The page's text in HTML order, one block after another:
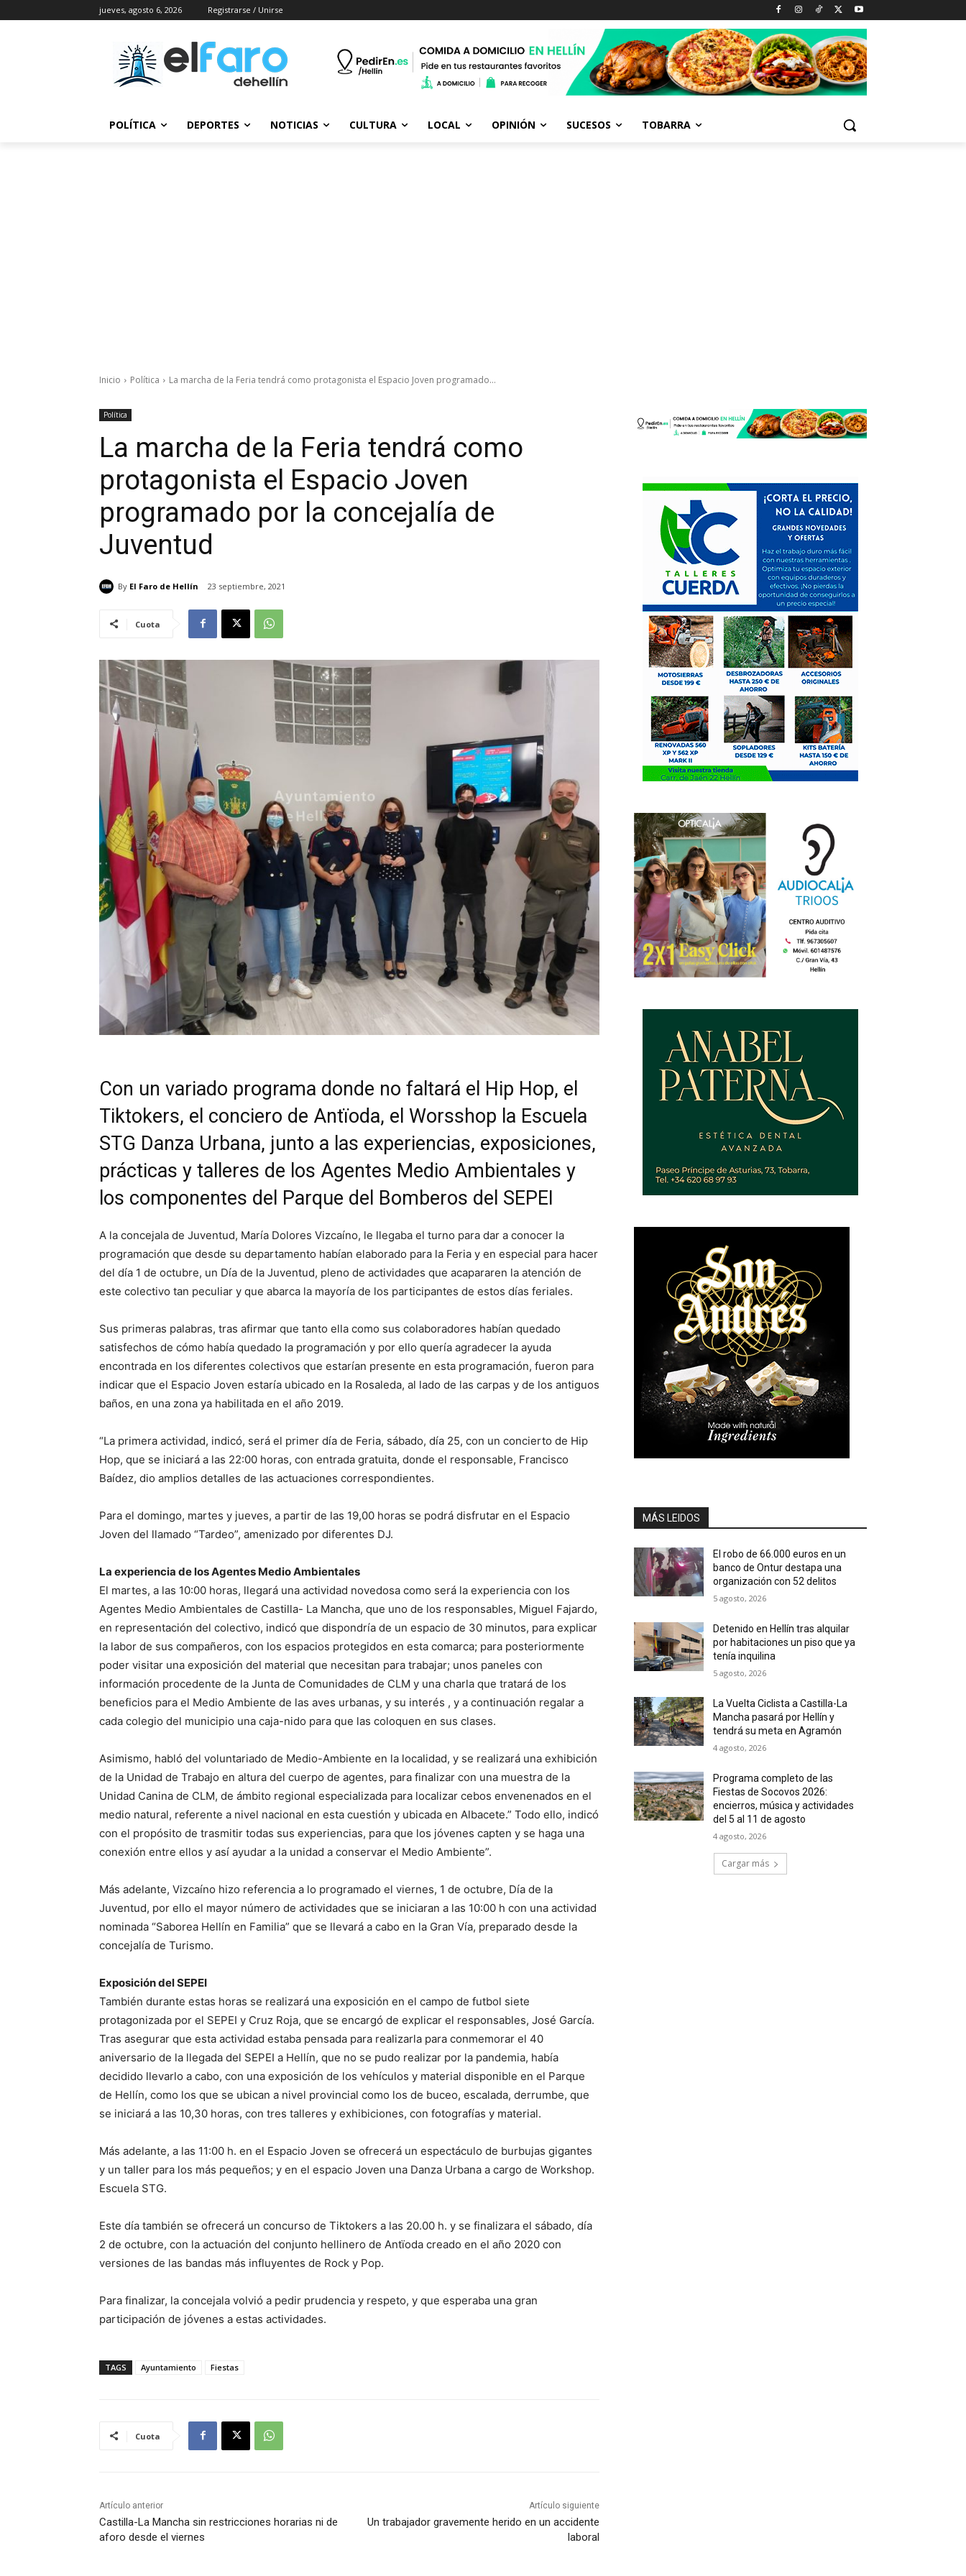
jueves, agosto 6, 2026 Registrarse / Unirse
POLÍTICA DEPORTES NOTICIAS CULTURA LOCAL OPINIÓN SUCESOS TOBARRA
Inicio Política La marcha de la Feria tendrá como protagonista el Espacio Joven programado...
Política
La marcha de la Feria tendrá como
protagonista el Espacio Joven
programado por la concejalía de
Juventud
By El Faro de Hellín 23 septiembre, 2021
Cuota
Con un variado programa donde no faltará el Hip Hop, el
Tiktokers, el conciero de Antïoda, el Worsshop la Escuela
STG Danza Urbana, junto a las experiencias, exposiciones,
prácticas y talleres de los Agentes Medio Ambientales y
los componentes del Parque del Bomberos del SEPEI
A la concejala de Juventud, María Dolores Vizcaíno, le llegaba el turno para dar a conocer la
programación que desde su departamento habían elaborado para la Feria y en especial para hacer
del día 1 de octubre, un Día de la Juventud, pleno de actividades que acapararen la atención de
este colectivo tan peculiar y que abarca la mayoría de los participantes de estos días feriales.
Sus primeras palabras, tras afirmar que tanto ella como sus colaboradores habían quedado
satisfechos de cómo había quedado la programación y por ello quería agradecer la ayuda
encontrada en los diferentes colectivos que estarían presente en esta programación, fueron para
indicar que el Espacio Joven estaría ubicado en la Rosaleda, al lado de las carpas y de los antiguos
baños, en una zona ya habilitada en el año 2019.
“La primera actividad, indicó, será el primer día de Feria, sábado, día 25, con un concierto de Hip
Hop, que se iniciará a las 22:00 horas, con entrada gratuita, donde el responsable, Francisco
Baídez, dio amplios detalles de las actuaciones correspondientes.
Para el domingo, martes y jueves, a partir de las 19,00 horas se podrá disfrutar en el Espacio
Joven del llamado “Tardeo”, amenizado por diferentes DJ.
La experiencia de los Agentes Medio Ambientales
El martes, a las 10:00 horas, llegará una actividad novedosa como será la experiencia con los
Agentes Medio Ambientales de Castilla- La Mancha, que uno de los responsables, Miguel Fajardo,
en representación del colectivo, indicó que dispondría de un espacio de 30 minutos, para explicar
la labor de sus compañeros, con los espacios protegidos en esta comarca; para posteriormente
poder visitar una exposición del material que necesitan para trabajar; unos paneles con
información procedente de la Junta de Comunidades de CLM y una charla que tratará de los
beneficios para el Medio Ambiente de las aves urbanas, y su interés , y a continuación regalar a
cada colegio del municipio una caja-nido para que las coloquen en sus clases.
Asimismo, habló del voluntariado de Medio-Ambiente en la localidad, y se realizará una exhibición
de la Unidad de Trabajo en altura del cuerpo de agentes, para finalizar con una muestra de la
Unidad Canina de CLM, de ámbito regional especializada para localizar cebos envenenados en el
medio natural, referente a nivel nacional en esta cuestión y ubicada en Albacete.” Todo ello, indicó
con el propósito de trasmitir todas sus experiencias, para que los jóvenes capten y se haga una
conexión entre ellos y así ayudar a la unidad a conservar el Medio Ambiente”.
Más adelante, Vizcaíno hizo referencia a lo programado el viernes, 1 de octubre, Día de la
Juventud, por ello el mayor número de actividades que se iniciaran a las 10:00 h con una actividad
nominada “Saborea Hellín en Familia” que se llevará a cabo en la Gran Vía, preparado desde la
concejalía de Turismo.
Exposición del SEPEI
También durante estas horas se realizará una exposición en el campo de futbol siete
protagonizada por el SEPEI y Cruz Roja, que se encargó de explicar el responsables, José García.
Tras asegurar que esta actividad estaba pensada para realizarla para conmemorar el 40
aniversario de la llegada del SEPEI a Hellín, que no se pudo realizar por la pandemia, había
decidido llevarlo a cabo, con una exposición de los vehículos y material disponible en el Parque
de Hellín, como los que se ubican a nivel provincial como los de buceo, escalada, derrumbe, que
se iniciará a las 10,30 horas, con tres talleres y exhibiciones, con fotografías y material.
Más adelante, a las 11:00 h. en el Espacio Joven se ofrecerá un espectáculo de burbujas gigantes
y un taller para los más pequeños; y en el espacio Joven una Danza Urbana a cargo de Workshop.
Escuela STG.
Este día también se ofrecerá un concurso de Tiktokers a las 20.00 h. y se finalizara el sábado, día
2 de octubre, con la actuación del conjunto hellinero de Antïoda creado en el año 2020 con
versiones de las bandas más influyentes de Rock y Pop.
Para finalizar, la concejala volvió a pedir prudencia y respeto, y que esperaba una gran
participación de jóvenes a estas actividades.
TAGS Ayuntamiento Fiestas
Cuota
Artículo anterior
Castilla-La Mancha sin restricciones horarias ni de
aforo desde el viernes
Artículo siguiente
Un trabajador gravemente herido en un accidente
laboral
MÁS LEIDOS
El robo de 66.000 euros en un
banco de Ontur destapa una
organización con 52 delitos
5 agosto, 2026
Detenido en Hellín tras alquilar
por habitaciones un piso que ya
tenía inquilina
5 agosto, 2026
La Vuelta Ciclista a Castilla-La
Mancha pasará por Hellín y
tendrá su meta en Agramón
4 agosto, 2026
Programa completo de las
Fiestas de Socovos 2026:
encierros, música y actividades
del 5 al 11 de agosto
4 agosto, 2026
Cargar más